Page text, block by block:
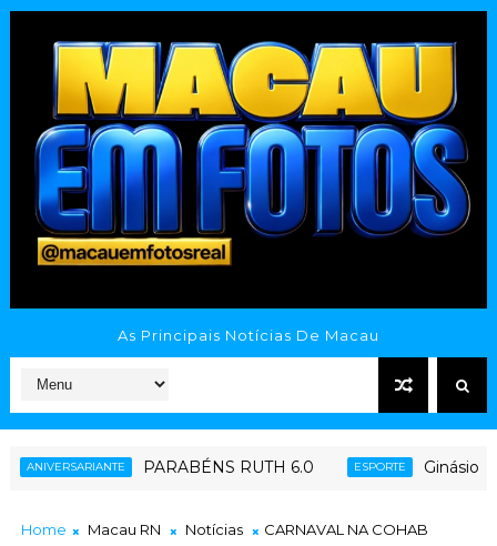
As Principais Notícias De Macau
RUTH 6.0 ESPORTE Ginásio Poliesportivo
Home Macau RN Notícias CARNAVAL NA COHAB